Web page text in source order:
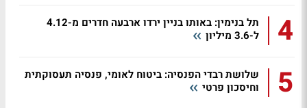
4
תל בנימין: באותו בניין ירדו ארבעה חדרים מ-4.12
ל-3.6 מיליון
5
שלושת רבדי הפנסיה: ביטוח לאומי, פנסיה תעסוקתית
וחיסכון פרטי